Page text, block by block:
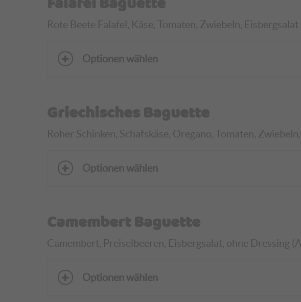
Rote Beete Falafel, Käse, Tomaten, Zwiebeln, Eisbergsalat
Optionen wählen
Griechisches Baguette
Roher Schinken, Schafskäse, Oregano, Tomaten,
Optionen wählen
Camembert Baguette
Camembert, Preiselbeeren, Eisbergsalat, ohne Dressing
Optionen wählen